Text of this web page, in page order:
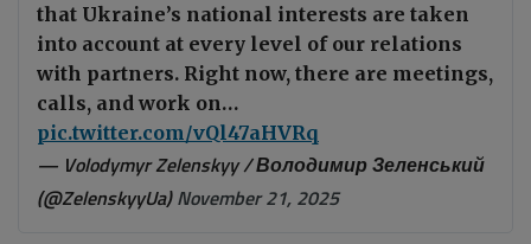
that Ukraine’s national interests are taken
into account at every level of our relations
with partners. Right now, there are meetings,
calls, and work on…
pic.twitter.com/vQl47aHVRq
— Volodymyr Zelenskyy / Володимир Зеленський
(@ZelenskyyUa)November 21, 2025